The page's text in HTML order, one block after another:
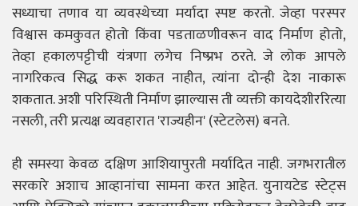
सध्याचा तणाव या व्यवस्थेच्या मर्यादा स्पष्ट करतो. जेव्हा परस्पर
विश्वास कमकुवत होतो किंवा पडताळणीवरून वाद निर्माण होतो,
तेव्हा हकालपट्टीची यंत्रणा लगेच निष्प्रभ ठरते. जे लोक आपले
नागरिकत्व सिद्ध करू शकत नाहीत, त्यांना दोन्ही देश नाकारू
शकतात. अशी परिस्थिती निर्माण झाल्यास ती व्यक्ती कायदेशीररित्या
नसली, तरी प्रत्यक्ष व्यवहारात 'राज्यहीन' (स्टेटलेस) बनते.
ही समस्या केवळ दक्षिण आशियापुरती मर्यादित नाही. जगभरातील
सरकारे अशाच आव्हानांचा सामना करत आहेत. युनायटेड स्टेट्स